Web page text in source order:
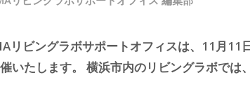
リビングラボサポートオフィスは、11月
いたします。 横浜市内のリビングラボで